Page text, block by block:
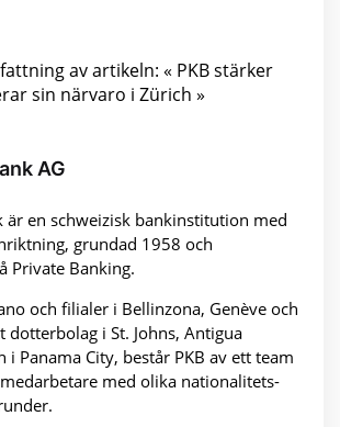
av artikeln: « PKB stärker
sin närvaro i Zürich »
AG
är en schweizisk bankinstitution med
grundad 1958 och
Private Banking.
och filialer i Bellinzona, Genève och
dotterbolag i St. Johns, Antigua
i Panama City, består PKB av ett team
med olika nationalitets-